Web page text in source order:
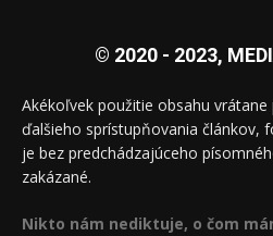
© 2020 - 2023,
Akékoľvek použitie obsahu
ďalšieho sprístupňovania článkov,
je bez predchádzajúceho
zakázané.
Nikto nám nediktuje, o čom